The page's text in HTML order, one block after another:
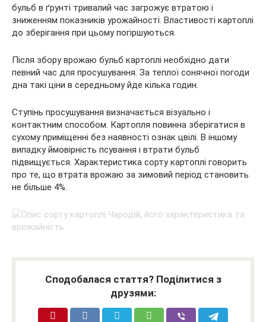
бульб в ґрунті тривалий час загрожує втратою і
зниженням показників урожайності. Властивості картоплі
до зберігання при цьому погіршуються.
Після збору врожаю бульб картоплі необхідно дати
певний час для просушування. За теплої сонячної погоди
дна такі ціни в середньому йде кілька годин.
Ступінь просушування визначається візуально і
контактним способом. Картопля повинна зберігатися в
сухому приміщенні без наявності ознак цвілі. В іншому
випадку ймовірність псування і втрати бульб
підвищується. Характеристика сорту картоплі говорить
про те, що втрата врожаю за зимовий період становить
не більше 4%.
Сподобалася стаття? Поділитися з
друзями: